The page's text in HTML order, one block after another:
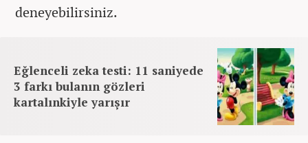
deneyebilirsiniz.
Eğlenceli zeka testi: 11 saniyede
3 farkı bulanın gözleri
kartalınkiyle yarışır